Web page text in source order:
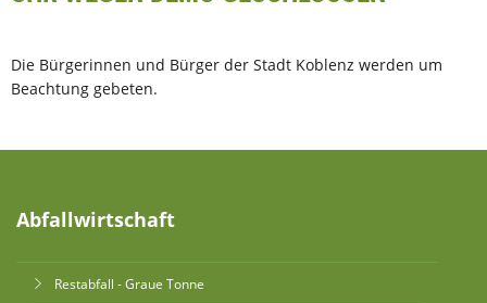
Die Bürgerinnen und Bürger der Stadt Koblenz werden um
Beachtung gebeten.
Abfallwirtschaft
Restabfall - Graue Tonne